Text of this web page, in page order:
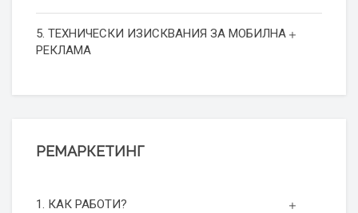
5. ТЕХНИЧЕСКИ ИЗИСКВАНИЯ ЗА МОБИЛНА
РЕКЛАМА
РЕМАРКЕТИНГ
1. КАК РАБОТИ?